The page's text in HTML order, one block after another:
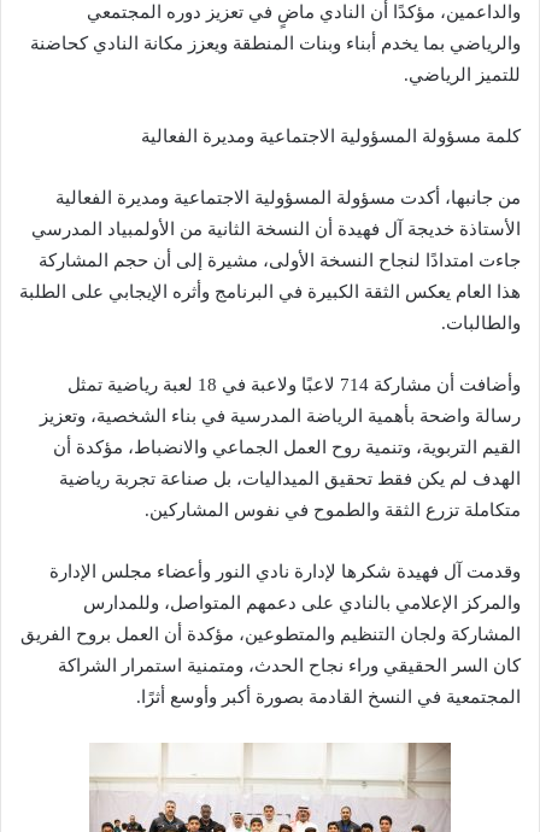
والداعمين، مؤكدًا أن النادي ماضٍ في تعزيز دوره المجتمعي
والرياضي بما يخدم أبناء وبنات المنطقة ويعزز مكانة النادي كحاضنة
للتميز الرياضي.
كلمة مسؤولة المسؤولية الاجتماعية ومديرة الفعالية
من جانبها، أكدت مسؤولة المسؤولية الاجتماعية ومديرة الفعالية
الأستاذة خديجة آل فهيدة أن النسخة الثانية من الأولمبياد المدرسي
جاءت امتدادًا لنجاح النسخة الأولى، مشيرة إلى أن حجم المشاركة
هذا العام يعكس الثقة الكبيرة في البرنامج وأثره الإيجابي على الطلبة
والطالبات.
وأضافت أن مشاركة 714 لاعبًا ولاعبة في 18 لعبة رياضية تمثل
رسالة واضحة بأهمية الرياضة المدرسية في بناء الشخصية، وتعزيز
القيم التربوية، وتنمية روح العمل الجماعي والانضباط، مؤكدة أن
الهدف لم يكن فقط تحقيق الميداليات، بل صناعة تجربة رياضية
متكاملة تزرع الثقة والطموح في نفوس المشاركين.
وقدمت آل فهيدة شكرها لإدارة نادي النور وأعضاء مجلس الإدارة
والمركز الإعلامي بالنادي على دعمهم المتواصل، وللمدارس
المشاركة ولجان التنظيم والمتطوعين، مؤكدة أن العمل بروح الفريق
كان السر الحقيقي وراء نجاح الحدث، ومتمنية استمرار الشراكة
المجتمعية في النسخ القادمة بصورة أكبر وأوسع أثرًا.